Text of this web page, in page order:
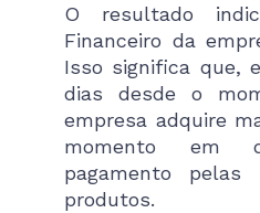
O resultado
Financeiro da
Isso significa que,
dias desde o
empresa adquire
momento em
pagamento
produtos.